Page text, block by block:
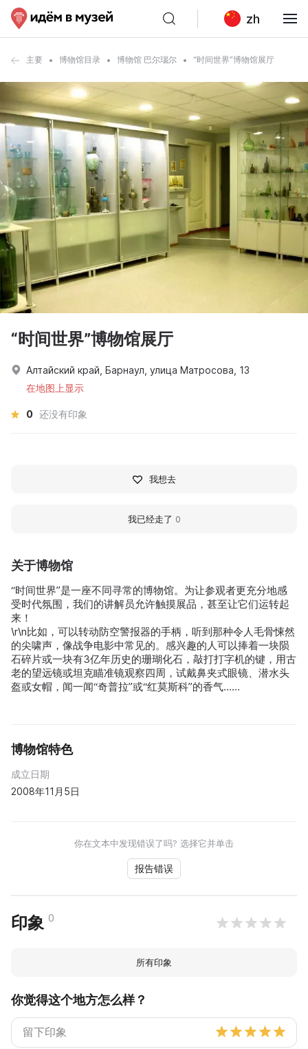
zh
主要 博物馆目录 博物馆 巴尔瑙尔 “时间世界”博物馆展厅
关于博物馆
“时间世界”是一座不同寻常的博物馆。为让参观者更充分地感
受时代氛围，我们的讲解员允许触摸展品，甚至让它们运转起
来！
\r\n比如，可以转动防空警报器的手柄，听到那种令人毛骨悚然
的尖啸声，像战争电影中常见的。感兴趣的人可以捧着一块陨
石碎片或一块有3亿年历史的珊瑚化石，敲打打字机的键，用古
老的望远镜或坦克瞄准镜观察四周，试戴鼻夹式眼镜、潜水头
盔或女帽，闻一闻“奇普拉”或“红莫斯科”的香气……
博物馆特色
成立日期
2008年11月5日
你在文本中发现错误了吗? 选择它并单击
报告错误
印象 0
所有印象
你觉得这个地方怎么样？
“时间世界”博物馆展厅
Алтайский край, Барнаул, улица Матросова, 13
在地图上显示
0 还没有印象
我想去
我已经走了 0